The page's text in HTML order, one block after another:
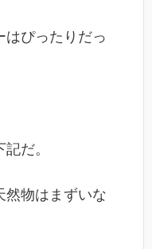
はぴったりだっ
だ。
物はまずいな